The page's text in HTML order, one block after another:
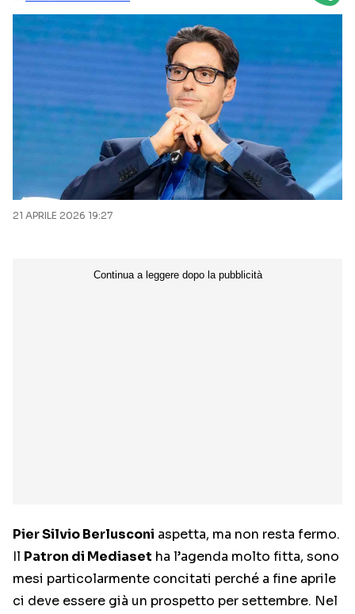
RAIPLAY
NOTIZIE
RETROSCENA
INTERVISTE
RUBRICHE
21 APRILE 2026 19:27
Pier Silvio Berlusconi aspetta, ma non resta fermo.
Il Patron di Mediaset ha l’agenda molto fitta, sono
mesi particolarmente concitati perché a fine aprile
ci deve essere già un prospetto per settembre. Nel